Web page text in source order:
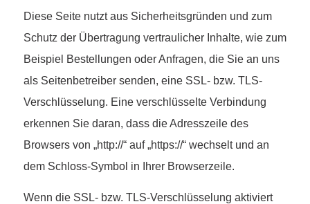
Diese Seite nutzt aus Sicherheitsgründen und zum
Schutz der Übertragung vertraulicher Inhalte, wie zum
Beispiel Bestellungen oder Anfragen, die Sie an uns
als Seitenbetreiber senden, eine SSL- bzw. TLS-
Verschlüsselung. Eine verschlüsselte Verbindung
erkennen Sie daran, dass die Adresszeile des
Browsers von „http://“ auf „https://“ wechselt und an
dem Schloss-Symbol in Ihrer Browserzeile.
Wenn die SSL- bzw. TLS-Verschlüsselung aktiviert